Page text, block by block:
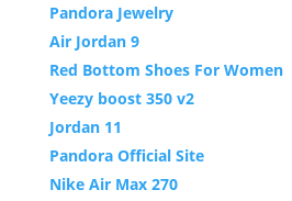
Pandora Jewelry
Air Jordan 9
Red Bottom Shoes For Women
Yeezy boost 350 v2
Jordan 11
Pandora Official Site
Nike Air Max 270